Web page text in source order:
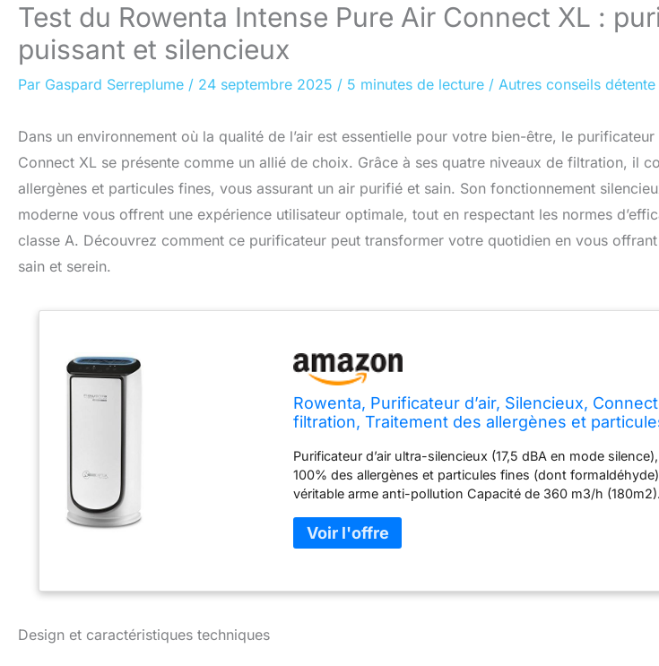
Test du Rowenta Intense Pure Air Connect XL :
puissant et silencieux
Par Gaspard Serreplume / 24 septembre 2025 / 5 minutes de lecture / Autres conseils détente
Dans un environnement où la qualité de l’air est essentielle pour votre bien-être, le purificateur
Connect XL se présente comme un allié de choix. Grâce à ses quatre niveaux de filtration, il
allergènes et particules fines, vous assurant un air purifié et sain. Son fonctionnement
moderne vous offrent une expérience utilisateur optimale, tout en respectant les normes
classe A. Découvrez comment ce purificateur peut transformer votre quotidien en vous
sain et serein.
Rowenta, Purificateur d’air, Silencieux,
filtration, Traitement des allergènes et
Purificateur d’air ultra-silencieux (17,5 dBA en mode
100% des allergènes et particules fines (dont
véritable arme anti-pollution Capacité de 360 m3/h
Ajustement automatique de la vitesse selon la qualité de
journée. Contribue à l’effet assainissant, anti-bactérien de
boost/jour/nuit, Modèle connecté avec suivi et contrôle de
Design et caractéristiques techniques